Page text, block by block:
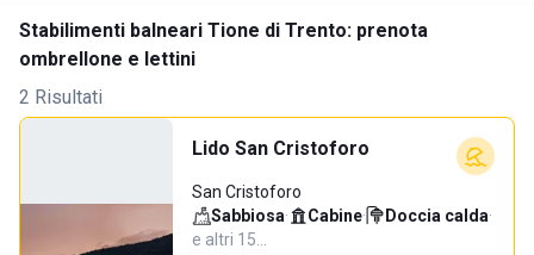
Stabilimenti balneari Tione di Trento: prenota
ombrellone e lettini
2 Risultati
Lido San Cristoforo
San Cristoforo
Sabbiosa· Cabine· Doccia calda·
e altri 15…